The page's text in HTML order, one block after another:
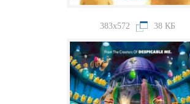
383x572 38 КБ